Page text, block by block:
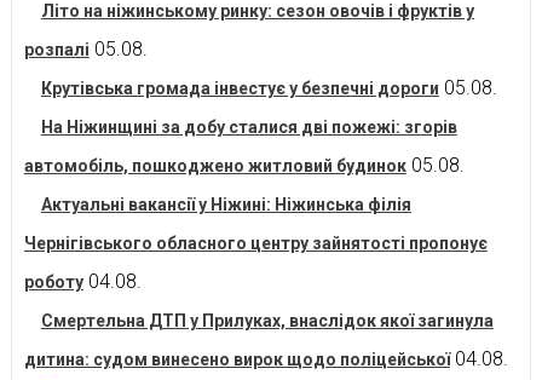
Літо на ніжинському ринку: сезон овочів і фруктів у
розпалі 05.08.
Крутівська громада інвестує у безпечні дороги 05.08.
На Ніжинщині за добу сталися дві пожежі: згорів
автомобіль, пошкоджено житловий будинок 05.08.
Актуальні вакансії у Ніжині: Ніжинська філія
Чернігівського обласного центру зайнятості пропонує
роботу 04.08.
Смертельна ДТП у Прилуках, внаслідок якої загинула
дитина: судом винесено вирок щодо поліцейської 04.08.